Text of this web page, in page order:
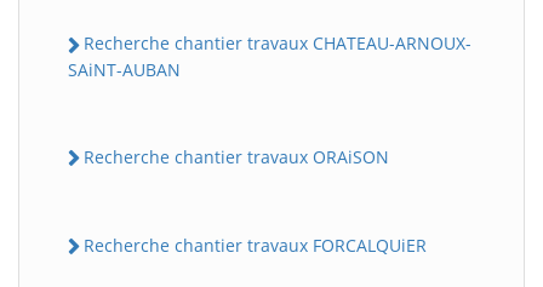
Recherche chantier travaux CHATEAU-ARNOUX-
SAiNT-AUBAN
Recherche chantier travaux ORAiSON
Recherche chantier travaux FORCALQUiER